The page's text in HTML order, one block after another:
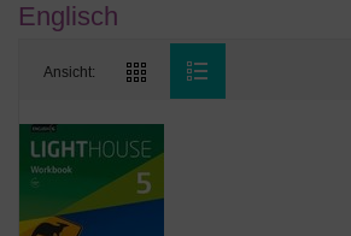
Englisch
Ansicht: